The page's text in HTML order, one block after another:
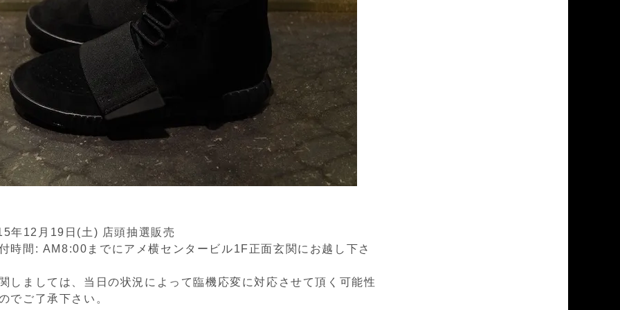
年12月19日(土) 店頭抽選販売
時間: AM8:00までにアメ横センタービル1F正面玄関にお越し下さ
しましては、当日の状況によって臨機応変に対応させて頂く可能性
でご了承下さい。